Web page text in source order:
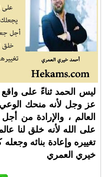
ليس الحمد ثناءً على
عز وجل لأنه منحك
العالم ، والإرادة من
على الله لأنه خلق لنا
تغييره وإعادة بنائه
خيري العمري